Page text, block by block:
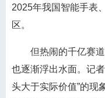
2025年我国智能手表
区。
但热闹的千亿赛道
也逐渐浮出水面。记
头大于实际价值”的现